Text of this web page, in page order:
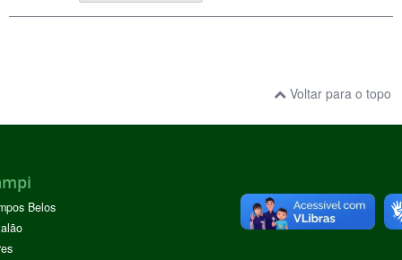
Voltar para o topo
Belos